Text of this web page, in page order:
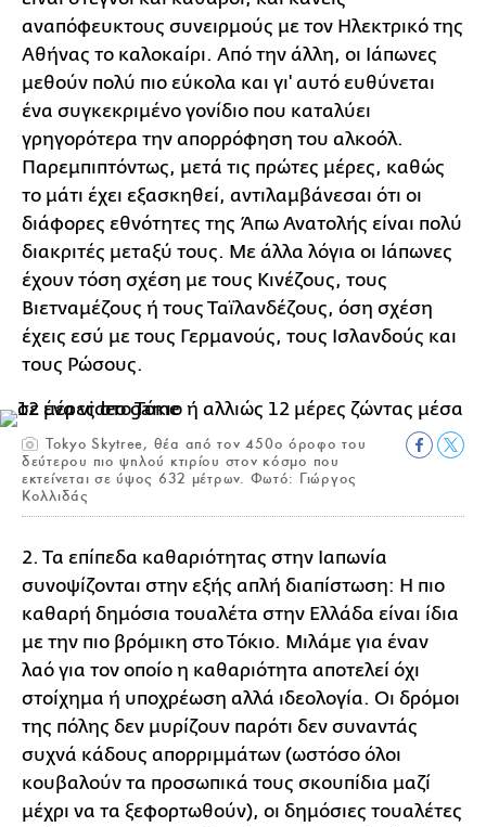
αναπόφευκτους συνειρμούς με τον Ηλεκτρικό της
Αθήνας το καλοκαίρι. Από την άλλη, οι Ιάπωνες
μεθούν πολύ πιο εύκολα και γι' αυτό ευθύνεται
ένα συγκεκριμένο γονίδιο που καταλύει
γρηγορότερα την απορρόφηση του αλκοόλ.
Παρεμπιπτόντως, μετά τις πρώτες μέρες, καθώς
το μάτι έχει εξασκηθεί, αντιλαμβάνεσαι ότι οι
διάφορες εθνότητες της Άπω Ανατολής είναι πολύ
διακριτές μεταξύ τους. Με άλλα λόγια οι Ιάπωνες
έχουν τόση σχέση με τους Κινέζους, τους
Βιετναμέζους ή τους Ταϊλανδέζους, όση σχέση
έχεις εσύ με τους Γερμανούς, τους Ισλανδούς και
τους Ρώσους.
Tokyo Skytree, θέα από τον 450ο όροφο του
δεύτερου πιο ψηλού κτιρίου στον κόσμο που
εκτείνεται σε ύψος 632 μέτρων. Φωτό: Γιώργος
Κολλιδάς
2. Τα επίπεδα καθαριότητας στην Ιαπωνία
συνοψίζονται στην εξής απλή διαπίστωση: Η πιο
καθαρή δημόσια τουαλέτα στην Ελλάδα είναι ίδια
με την πιο βρόμικη στο Τόκιο. Μιλάμε για έναν
λαό για τον οποίο η καθαριότητα αποτελεί όχι
στοίχημα ή υποχρέωση αλλά ιδεολογία. Οι δρόμοι
της πόλης δεν μυρίζουν παρότι δεν συναντάς
συχνά κάδους απορριμμάτων (ωστόσο όλοι
κουβαλούν τα προσωπικά τους σκουπίδια μαζί
μέχρι να τα ξεφορτωθούν), οι δημόσιες τουαλέτες